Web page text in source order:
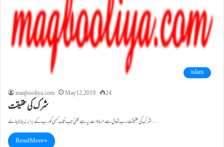
islam
maqbooliya.com
May 12, 2019 24
شرک کی حقیقت
شرک کی حقیقت رب تعالیٰ سے مساوات پر ہے یعنی جب تک کسی کو رب کے برابر نہ جانا جائے…
Read More »